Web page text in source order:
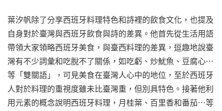
葉汐帆除了分享西班牙料理特色和詩裡的飲食文化，也提及
自身對於臺灣與西班牙飲食與詩的差異。他首先從生活用語
帶領大家領略西班牙美食，與臺西料理的差異，逗趣地說臺
灣有不少詞彙和吃脫不了關係，如吃虧、炒魷魚、豆腐心⋯
等「雙關語」，可見美食在臺灣人心中的地位，至於西班牙
人對於料理的重視度雖未比臺灣重，但別具特色。接著他利
用元素的概念說明西班牙料理，月桂葉、百里香和番茄⋯等